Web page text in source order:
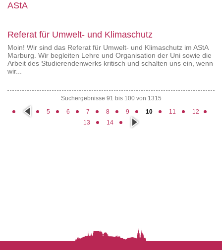
AStA
Referat für Umwelt- und Klimaschutz
Moin! Wir sind das Referat für Umwelt- und Klimaschutz im AStA
Marburg. Wir begleiten Lehre und Organisation der Uni sowie die
Arbeit des Studierendenwerks kritisch und schalten uns ein, wenn
wir...
Suchergebnisse 91 bis 100 von 1315
vorh
erig
5 6 7 8 9 10 11
12
13
14
näc
hste